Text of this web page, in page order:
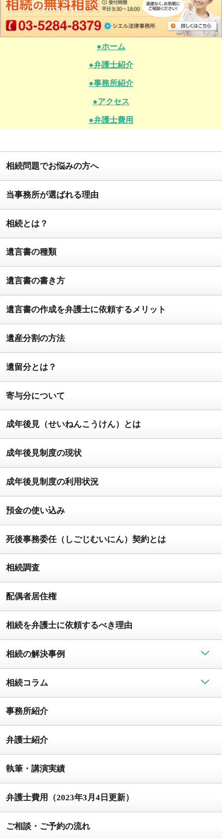
●ホーム
●弁護士紹介
●事務所紹介
●アクセス
●弁護士費用
相続問題でお悩みの方へ
当事務所が選ばれる理由
相続とは？
遺言書の種類
遺言書の書き方
遺言書の作成を弁護士に依頼するメリット
遺産分割の方法
遺留分とは？
寄与分について
成年後見（せいねんこうけん）とは
成年後見制度の現状
成年後見制度の利用状況
預金の使い込み
死後事務委任（しごじむいにん）契約とは
相続調査
配偶者居住権
相続を弁護士に依頼するべき理由
相続の解決事例
相続コラム
事務所紹介
弁護士紹介
執筆・講演実績
弁護士費用（2023年3月4日更新）
ご相談・ご予約の流れ